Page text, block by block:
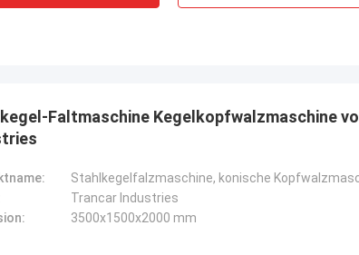
Faltmaschine Kegelkopfwalzmaschine
Stahlkegelfalzmaschine, konische
Trancar Industries
3500x1500x2000 mm